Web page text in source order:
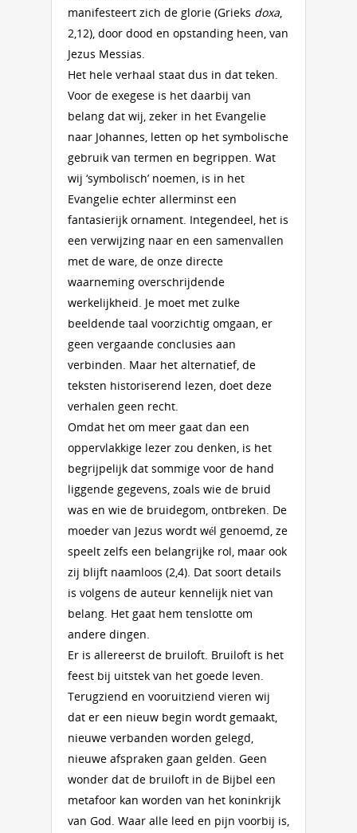
manifesteert zich de glorie (Grieks doxa,
2,12), door dood en opstanding heen, van
Jezus Messias.
Het hele verhaal staat dus in dat teken.
Voor de exegese is het daarbij van
belang dat wij, zeker in het Evangelie
naar Johannes, letten op het symbolische
gebruik van termen en begrippen. Wat
wij ‘symbolisch’ noemen, is in het
Evangelie echter allerminst een
fantasierijk ornament. Integendeel, het is
een verwijzing naar en een samenvallen
met de ware, de onze directe
waarneming overschrijdende
werkelijkheid. Je moet met zulke
beeldende taal voorzichtig omgaan, er
geen vergaande conclusies aan
verbinden. Maar het alternatief, de
teksten historiserend lezen, doet deze
verhalen geen recht.
Omdat het om meer gaat dan een
oppervlakkige lezer zou denken, is het
begrijpelijk dat sommige voor de hand
liggende gegevens, zoals wie de bruid
was en wie de bruidegom, ontbreken. De
moeder van Jezus wordt wél genoemd, ze
speelt zelfs een belangrijke rol, maar ook
zij blijft naamloos (2,4). Dat soort details
is volgens de auteur kennelijk niet van
belang. Het gaat hem tenslotte om
andere dingen.
Er is allereerst de bruiloft. Bruiloft is het
feest bij uitstek van het goede leven.
Terugziend en vooruitziend vieren wij
dat er een nieuw begin wordt gemaakt,
nieuwe verbanden worden gelegd,
nieuwe afspraken gaan gelden. Geen
wonder dat de bruiloft in de Bijbel een
metafoor kan worden van het koninkrijk
van God. Waar alle leed en pijn voorbij is,